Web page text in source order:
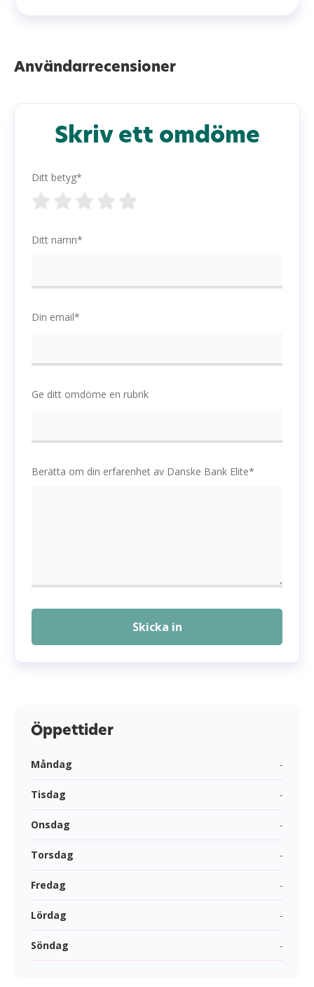
Användarrecensioner
Skriv ett omdöme
Ditt betyg*
Ditt namn*
Din email*
Ge ditt omdöme en rubrik
Berätta om din erfarenhet av Danske Bank Elite*
Skicka in
Öppettider
Måndag -
Tisdag -
Onsdag -
Torsdag -
Fredag -
Lördag -
Söndag -